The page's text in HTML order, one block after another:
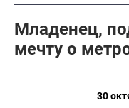
Младенец,
мечту о
30